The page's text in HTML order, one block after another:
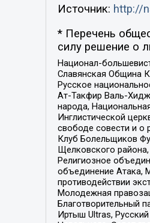
Источник: http://
* Перечень
силу решение о
Национал-
Славянская Община
Русское
Ат-Такфир Валь-
народа,
Инглистической
свободе совести и о
Клуб Болельщиков
Щелковского
Религиозное
объединение Атака,
противодействии
Молодежная
Благотворительный
Иртыш Ultras,